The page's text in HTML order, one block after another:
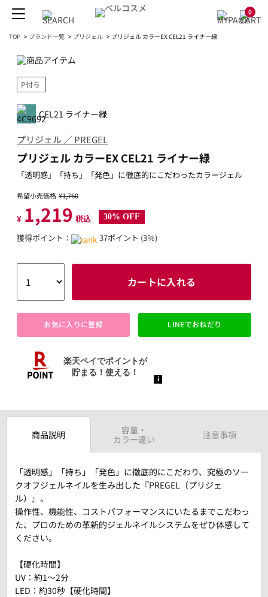
0
TOP > ブランド一覧 > プリジェル > プリジェル カラーEX CEL21 ライナー緑
P付与
CEL21 ライナー緑
プリジェル ／ PREGEL
プリジェル カラーEX CEL21 ライナー緑
「透明感」「持ち」「発色」に徹底的にこだわったカラージェル
希望小売価格 ¥1,760
¥ 1,219 税込 30% OFF
獲得ポイント： 37ポイント (3％)
カートに入れる
お気に入りに登録 LINEでおねだり
商品説明
容量・
カラー違い
注意事項
「透明感」「持ち」「発色」に徹底的にこだわり、究極のソー
クオフジェルネイルを生み出した『PREGEL（プリジェ
ル）』。
操作性、機能性、コストパフォーマンスにいたるまでこだわっ
た、プロのための革新的ジェルネイルシステムをぜひ体感して
ください。
【硬化時間】
UV：約1～2分
LED：約30秒【硬化時間】